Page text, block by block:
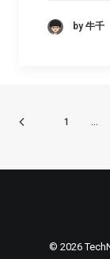
by 牛千
1 …
© 2026